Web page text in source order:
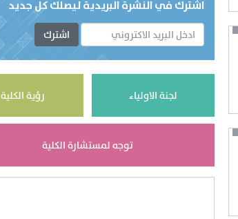
اشترك في النشرة البريدية ليصلك كل جديد
اشترك
لجنة الاولياء رؤية الكلية
توجه لمستشارة الكلية